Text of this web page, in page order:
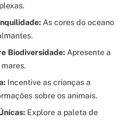
As cores do oceano
Biodiversidade: Apresente a
Incentive as crianças a
sobre os animais.
Explore a paleta de